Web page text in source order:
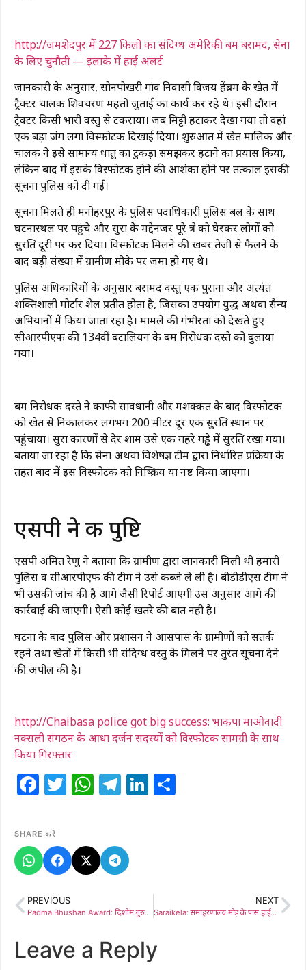
http://जमशेदपुर में 227 किलो का संदिग्ध अमेरिकी बम बरामद, सेना
के लिए चुनौती — इलाके में हाई अलर्ट
जानकारी के अनुसार, सोनपोखरी गांव निवासी विजय हेंब्रम के खेत में
ट्रैक्टर चालक शिवचरण महतो जुताई का कार्य कर रहे थे। इसी दौरान
ट्रैक्टर किसी भारी वस्तु से टकराया। जब मिट्टी हटाकर देखा गया तो वहां
एक बड़ा जंग लगा विस्फोटक दिखाई दिया। शुरुआत में खेत मालिक और
चालक ने इसे सामान्य धातु का टुकड़ा समझकर हटाने का प्रयास किया,
लेकिन बाद में इसके विस्फोटक होने की आशंका होने पर तत्काल इसकी
सूचना पुलिस को दी गई।
सूचना मिलते ही मनोहरपुर के पुलिस पदाधिकारी पुलिस बल के साथ
घटनास्थल पर पहुंचे और सुरक्षा के मद्देनजर पूरे क्षेत्र को घेरकर लोगों को
सुरक्षित दूरी पर कर दिया। विस्फोटक मिलने की खबर तेजी से फैलने के
बाद बड़ी संख्या में ग्रामीण मौके पर जमा हो गए थे।
पुलिस अधिकारियों के अनुसार बरामद वस्तु एक पुराना और अत्यंत
शक्तिशाली मोर्टार शेल प्रतीत होता है, जिसका उपयोग युद्ध अथवा सैन्य
अभियानों में किया जाता रहा है। मामले की गंभीरता को देखते हुए
सीआरपीएफ की 134वीं बटालियन के बम निरोधक दस्ते को बुलाया
गया।
बम निरोधक दस्ते ने काफी सावधानी और मशक्कत के बाद विस्फोटक
को खेत से निकालकर लगभग 200 मीटर दूर एक सुरक्षित स्थान पर
पहुंचाया। सुरक्षा कारणों से देर शाम उसे एक गहरे गड्ढे में सुरक्षित रखा गया।
बताया जा रहा है कि सेना अथवा विशेषज्ञ टीम द्वारा निर्धारित प्रक्रिया के
तहत बाद में इस विस्फोटक को निष्क्रिय या नष्ट किया जाएगा।
एसपी ने की पुष्टि
एसपी अमित रेणु ने बताया कि ग्रामीण द्वारा जानकारी मिली थी हमारी
पुलिस व सीआरपीएफ की टीम ने उसे कब्जे ले ली है। बीडीडीएस टीम ने
भी उसकी जांच की है आगे जैसी रिपोर्ट आएगी उस अनुसार आगे की
कार्रवाई की जाएगी। ऐसी कोई खतरे की बात नही है।
घटना के बाद पुलिस और प्रशासन ने आसपास के ग्रामीणों को सतर्क
रहने तथा खेतों में किसी भी संदिग्ध वस्तु के मिलने पर तुरंत सूचना देने
की अपील की है।
http://Chaibasa police got big success: भाकपा माओवादी
नक्सली संगठन के आधा दर्जन सदस्यों को विस्फोटक सामग्री के साथ
किया गिरफ्तार
Facebook
Twitter
WhatsApp
Telegram
LinkedIn
SHARE करें
PREVIOUS
Padma Bhushan Award: दिशोम गुरु शिबू सोरेन को मरणोपरांत पद्म भूषण: मेयर संजय सरदार ने जताया आभार, कहा— यह पूरे झारखंड का सम्मान
NEXT
Saraikela: समाहरणालय मोड़ के पास हाईवा की चपेट में आने से महिला की मौत, देवर गंभीर
Leave a Reply